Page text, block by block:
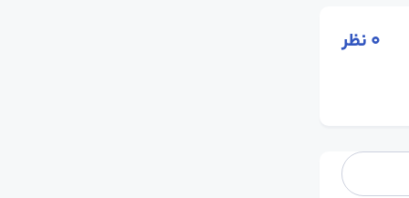
0نظر